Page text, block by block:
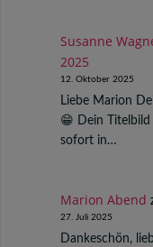
Susanne
2025
12. Oktober 2025
Liebe Marion
😁 Dein
sofort in…
Marion Abend
27. Juli 2025
Dankeschön,